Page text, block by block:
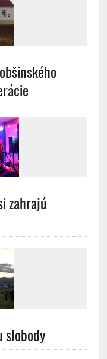
zahrajú
slobody